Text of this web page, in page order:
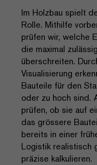
Im Holzbau spielt
Rolle. Mithilfe
prüfen wir, welche
die maximal
überschreiten.
Visualisierung
Bauteile für den
oder zu hoch sind.
prüfen, ob sie auf
das grössere
bereits in einer
Logistik realistisch
präzise kalkulieren.